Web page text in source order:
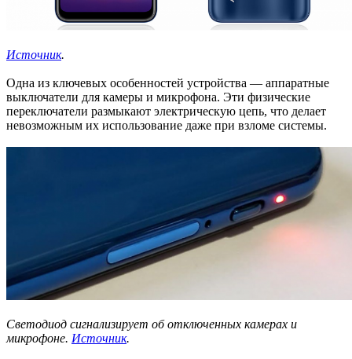
Источник.
Одна из ключевых особенностей устройства — аппаратные
выключатели для камеры и микрофона. Эти физические
переключатели размыкают электрическую цепь, что делает
невозможным их использование даже при взломе системы.
Светодиод сигнализирует об отключенных камерах и
микрофоне. Источник.